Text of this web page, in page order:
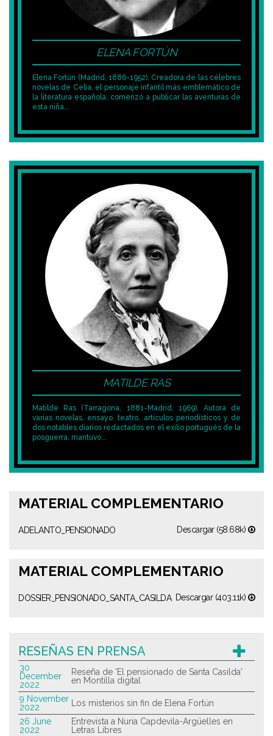
ELENA FORTÚN
Elena Fortún (Madrid, 1886-1952). Creadora de las célebres
novelas de Celia, el personaje infantil más emblemático de
la literatura española, comenzó a publicar las aventuras de
esta niña...
MATILDE RAS
Matilde Ras (Tarragona, 1881-Madrid, 1969). Autora de
varias novelas, ensayo, teatro, artículos periodísticos y de
dos notables diarios redactados en el exilio portugués de la
posguerra, mantuvo...
MATERIAL COMPLEMENTARIO
ADELANTO_PENSIONADO Descargar (58.68k)
MATERIAL COMPLEMENTARIO
DOSSIER_PENSIONADO_SANTA_CASILDA Descargar (403.11k)
RESEÑAS EN PRENSA
30
December
2022
Reseña de 'El pensionado de Santa Casilda'
en Montilla digital
9 November
2022
Los misterios sin fin de Elena Fortún
26 June
2022
Entrevista a Nuria Capdevila-Argüelles en
Letras Libres